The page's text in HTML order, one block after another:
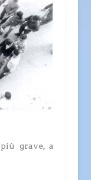
grave, a